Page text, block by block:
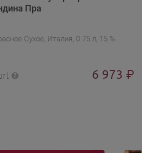
Пра
Сухое, Италия, 0.75 л, 15 %
6 973 ₽